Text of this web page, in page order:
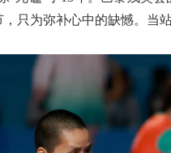
只为弥补心中的缺憾。当